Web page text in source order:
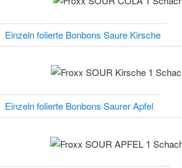
Einzeln folierte Bonbons Saure Kirsche
Einzeln folierte Bonbons Saurer Apfel